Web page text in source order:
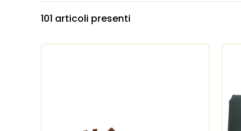
101 articoli presenti